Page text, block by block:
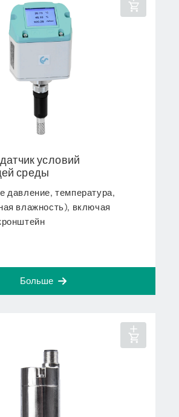
условий
среды
давление, температура,
влажность), включая
Больше